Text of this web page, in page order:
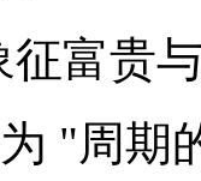
富贵
"周期